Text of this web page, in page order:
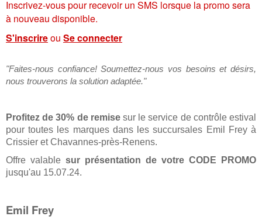
Inscrivez-vous pour recevoir un SMS lorsque la promo sera
à nouveau disponible.
S'inscrireou Se connecter
"Faites-nous confiance! Soumettez-nous vos besoins et désirs,
nous trouverons la solution adaptée."
Profitez de 30% de remisesur le service de contrôle estival
pour toutes les marques dans les succursales Emil Frey à
Crissier et Chavannes-près-Renens.
Offre valable sur présentation de votre CODE PROMO
jusqu'au 15.07.24.
Emil Frey